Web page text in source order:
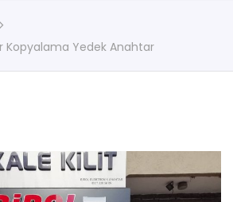
Kopyalama Yedek Anahtar